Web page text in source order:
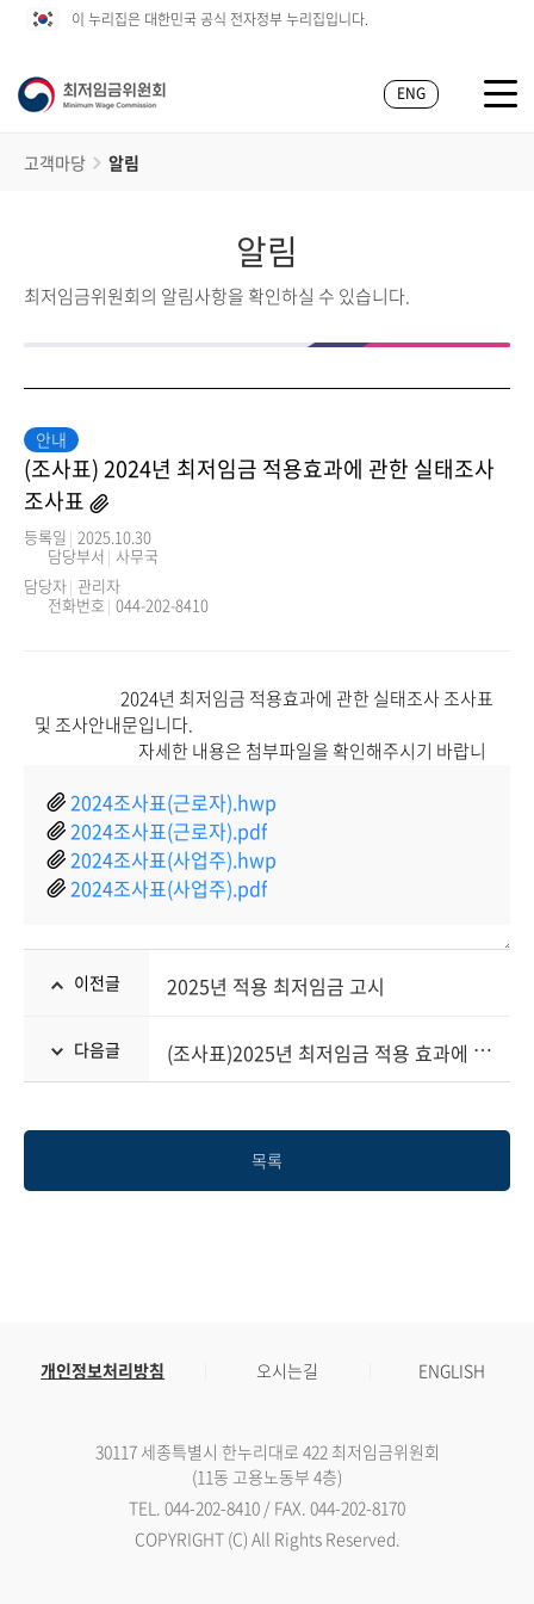
이 누리집은 대한민국 공식 전자정부 누리집입니다.
ENG
고객마당 알림
알림
최저임금위원회의 알림사항을 확인하실 수 있습니다.
안내
(조사표) 2024년 최저임금 적용효과에 관한 실태조사
조사표
등록일
2025.10.30
담당부서 사무국
담당자 관리자
전화번호 044-202-8410
2024조사표(근로자).hwp
2024조사표(근로자).pdf
2024조사표(사업주).hwp
2024조사표(사업주).pdf
이전글 2025년 적용 최저임금 고시
다음글 (
조사표)2025년 최저임금 적용 효과에 관한 실태조사 조사표
목록
개인정보처리방침 오시는길 ENGLISH
30117 세종특별시 한누리대로 422 최저임금위원회
(11동 고용노동부 4층)
TEL. 044-202-8410 / FAX. 044-202-8170
COPYRIGHT (C) All Rights Reserved.